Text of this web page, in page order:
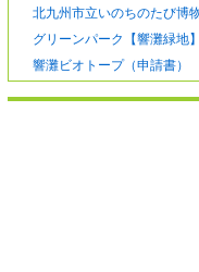
北九州市立いのちのたび博
グリーンパーク【響灘緑地】
響灘ビオトープ（申請書）